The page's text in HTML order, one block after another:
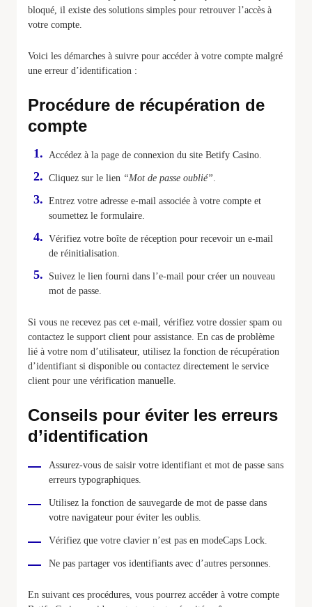
bloqué, il existe des solutions simples pour retrouver l’accès à
votre compte.
Voici les démarches à suivre pour accéder à votre compte malgré
une erreur d’identification :
Procédure de récupération de
compte
Accédez à la page de connexion du site Betify Casino.
Cliquez sur le lien “Mot de passe oublié”.
Entrez votre adresse e-mail associée à votre compte et
soumettez le formulaire.
Vérifiez votre boîte de réception pour recevoir un e-mail
de réinitialisation.
Suivez le lien fourni dans l’e-mail pour créer un nouveau
mot de passe.
Si vous ne recevez pas cet e-mail, vérifiez votre dossier spam ou
contactez le support client pour assistance. En cas de problème
lié à votre nom d’utilisateur, utilisez la fonction de récupération
d’identifiant si disponible ou contactez directement le service
client pour une vérification manuelle.
Conseils pour éviter les erreurs
d’identification
Assurez-vous de saisir votre identifiant et mot de passe sans
erreurs typographiques.
Utilisez la fonction de sauvegarde de mot de passe dans
votre navigateur pour éviter les oublis.
Vérifiez que votre clavier n’est pas en modeCaps Lock.
Ne pas partager vos identifiants avec d’autres personnes.
En suivant ces procédures, vous pourrez accéder à votre compte